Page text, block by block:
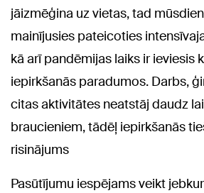
jāizmēģina uz vietas, tad
mainījusies pateicoties
kā arī pandēmijas laiks ir ieviesis
iepirkšanās paradumos. Darbs,
citas aktivitātes neatstāj daudz
braucieniem, tādēļ iepirkšanās
risinājums
Pasūtījumu iespējams veikt